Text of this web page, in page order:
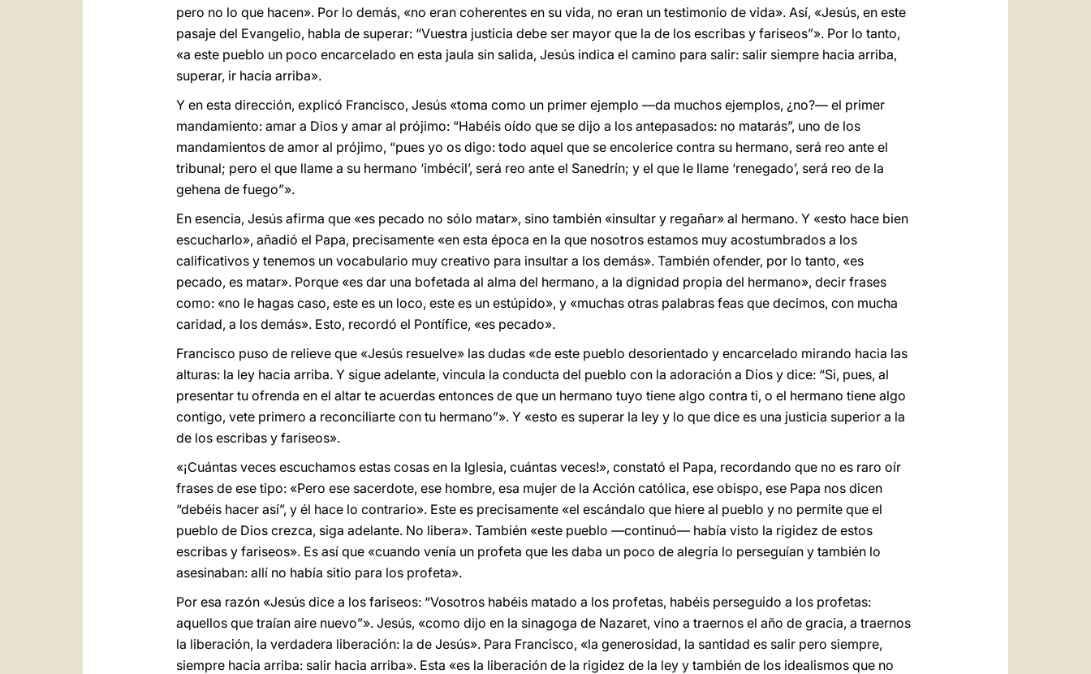
pero no lo que hacen». Por lo demás, «no eran coherentes en su vida, no eran un testimonio de vida». Así, «Jesús, en este
pasaje del Evangelio, habla de superar: “Vuestra justicia debe ser mayor que la de los escribas y fariseos”». Por lo tanto,
«a este pueblo un poco encarcelado en esta jaula sin salida, Jesús indica el camino para salir: salir siempre hacia arriba,
superar, ir hacia arriba».
Y en esta dirección, explicó Francisco, Jesús «toma como un primer ejemplo —da muchos ejemplos, ¿no?— el primer
mandamiento: amar a Dios y amar al prójimo: “Habéis oído que se dijo a los antepasados: no matarás”, uno de los
mandamientos de amor al prójimo, “pues yo os digo: todo aquel que se encolerice contra su hermano, será reo ante el
tribunal; pero el que llame a su hermano ‘imbécil’, será reo ante el Sanedrín; y el que le llame ‘renegado’, será reo de la
gehena de fuego”».
En esencia, Jesús afirma que «es pecado no sólo matar», sino también «insultar y regañar» al hermano. Y «esto hace bien
escucharlo», añadió el Papa, precisamente «en esta época en la que nosotros estamos muy acostumbrados a los
calificativos y tenemos un vocabulario muy creativo para insultar a los demás». También ofender, por lo tanto, «es
pecado, es matar». Porque «es dar una bofetada al alma del hermano, a la dignidad propia del hermano», decir frases
como: «no le hagas caso, este es un loco, este es un estúpido», y «muchas otras palabras feas que decimos, con mucha
caridad, a los demás». Esto, recordó el Pontífice, «es pecado».
Francisco puso de relieve que «Jesús resuelve» las dudas «de este pueblo desorientado y encarcelado mirando hacia las
alturas: la ley hacia arriba. Y sigue adelante, vincula la conducta del pueblo con la adoración a Dios y dice: “Si, pues, al
presentar tu ofrenda en el altar te acuerdas entonces de que un hermano tuyo tiene algo contra ti, o el hermano tiene algo
contigo, vete primero a reconciliarte con tu hermano”». Y «esto es superar la ley y lo que dice es una justicia superior a la
de los escribas y fariseos».
«¡Cuántas veces escuchamos estas cosas en la Iglesia, cuántas veces!», constató el Papa, recordando que no es raro oír
frases de ese tipo: «Pero ese sacerdote, ese hombre, esa mujer de la Acción católica, ese obispo, ese Papa nos dicen
“debéis hacer así”, y él hace lo contrario». Este es precisamente «el escándalo que hiere al pueblo y no permite que el
pueblo de Dios crezca, siga adelante. No libera». También «este pueblo —continuó— había visto la rigidez de estos
escribas y fariseos». Es así que «cuando venía un profeta que les daba un poco de alegría lo perseguían y también lo
asesinaban: allí no había sitio para los profeta».
Por esa razón «Jesús dice a los fariseos: “Vosotros habéis matado a los profetas, habéis perseguido a los profetas:
aquellos que traían aire nuevo”». Jesús, «como dijo en la sinagoga de Nazaret, vino a traernos el año de gracia, a traernos
la liberación, la verdadera liberación: la de Jesús». Para Francisco, «la generosidad, la santidad es salir pero siempre,
siempre hacia arriba: salir hacia arriba». Esta «es la liberación de la rigidez de la ley y también de los idealismos que no